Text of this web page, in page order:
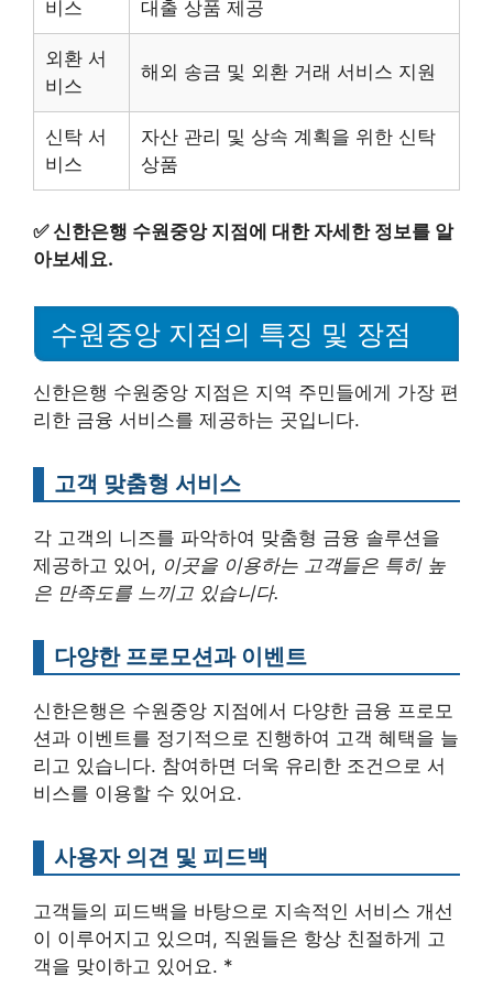
비스 대출 상품 제공
외환 서
비스
해외 송금 및 외환 거래 서비스 지원
신탁 서
비스
자산 관리 및 상속 계획을 위한 신탁
상품
✅신한은행 수원중앙 지점에 대한 자세한 정보를 알
아보세요.
수원중앙 지점의 특징 및 장점
신한은행 수원중앙 지점은 지역 주민들에게 가장 편
리한 금융 서비스를 제공하는 곳입니다.
고객 맞춤형 서비스
각 고객의 니즈를 파악하여 맞춤형 금융 솔루션을
제공하고 있어, 이곳을 이용하는 고객들은 특히 높
은 만족도를 느끼고 있습니다.
다양한 프로모션과 이벤트
신한은행은 수원중앙 지점에서 다양한 금융 프로모
션과 이벤트를 정기적으로 진행하여 고객 혜택을 늘
리고 있습니다. 참여하면 더욱 유리한 조건으로 서
비스를 이용할 수 있어요.
사용자 의견 및 피드백
고객들의 피드백을 바탕으로 지속적인 서비스 개선
이 이루어지고 있으며, 직원들은 항상 친절하게 고
객을 맞이하고 있어요. *